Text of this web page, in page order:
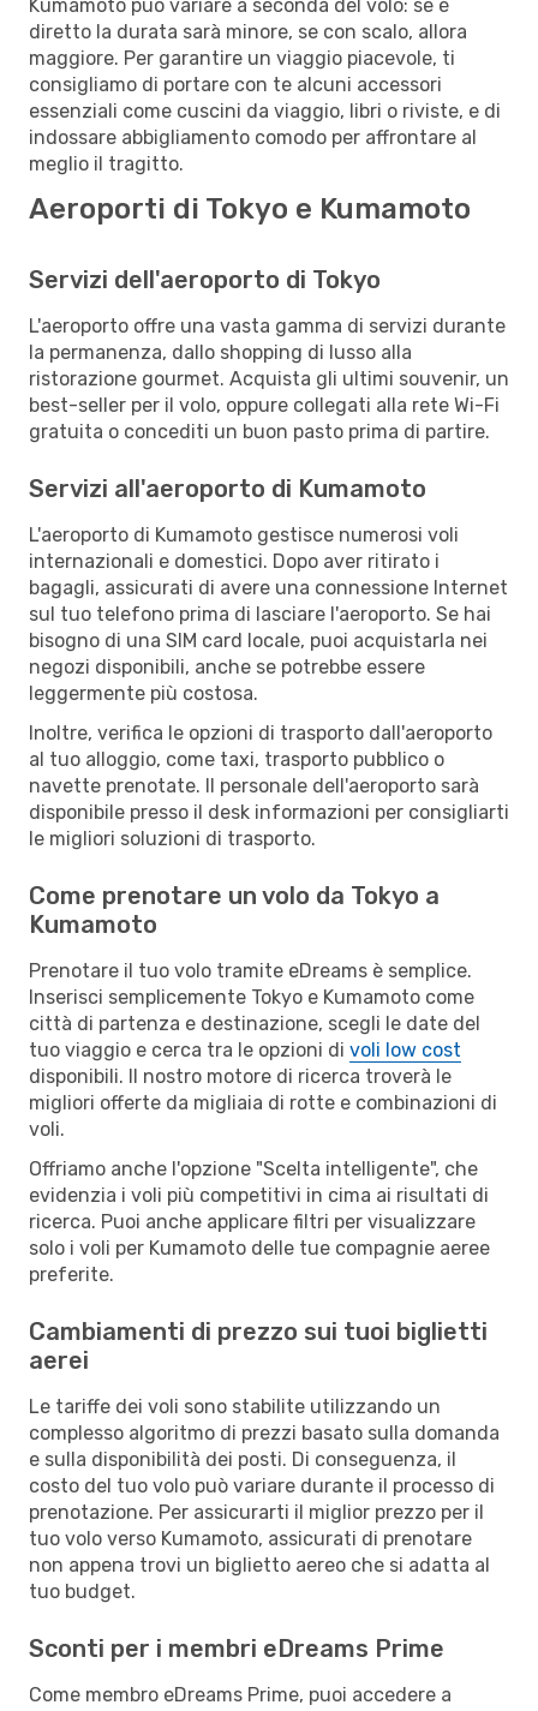
Kumamoto può variare a seconda del volo: se è
diretto la durata sarà minore, se con scalo, allora
maggiore. Per garantire un viaggio piacevole, ti
consigliamo di portare con te alcuni accessori
essenziali come cuscini da viaggio, libri o riviste, e di
indossare abbigliamento comodo per affrontare al
meglio il tragitto.
Aeroporti di Tokyo e Kumamoto
Servizi dell'aeroporto di Tokyo
L'aeroporto offre una vasta gamma di servizi durante
la permanenza, dallo shopping di lusso alla
ristorazione gourmet. Acquista gli ultimi souvenir, un
best-seller per il volo, oppure collegati alla rete Wi-Fi
gratuita o concediti un buon pasto prima di partire.
Servizi all'aeroporto di Kumamoto
L'aeroporto di Kumamoto gestisce numerosi voli
internazionali e domestici. Dopo aver ritirato i
bagagli, assicurati di avere una connessione Internet
sul tuo telefono prima di lasciare l'aeroporto. Se hai
bisogno di una SIM card locale, puoi acquistarla nei
negozi disponibili, anche se potrebbe essere
leggermente più costosa.
Inoltre, verifica le opzioni di trasporto dall'aeroporto
al tuo alloggio, come taxi, trasporto pubblico o
navette prenotate. Il personale dell'aeroporto sarà
disponibile presso il desk informazioni per consigliarti
le migliori soluzioni di trasporto.
Come prenotare un volo da Tokyo a
Kumamoto
Prenotare il tuo volo tramite eDreams è semplice.
Inserisci semplicemente Tokyo e Kumamoto come
città di partenza e destinazione, scegli le date del
tuo viaggio e cerca tra le opzioni di voli low cost
disponibili. Il nostro motore di ricerca troverà le
migliori offerte da migliaia di rotte e combinazioni di
voli.
Offriamo anche l'opzione "Scelta intelligente", che
evidenzia i voli più competitivi in cima ai risultati di
ricerca. Puoi anche applicare filtri per visualizzare
solo i voli per Kumamoto delle tue compagnie aeree
preferite.
Cambiamenti di prezzo sui tuoi biglietti
aerei
Le tariffe dei voli sono stabilite utilizzando un
complesso algoritmo di prezzi basato sulla domanda
e sulla disponibilità dei posti. Di conseguenza, il
costo del tuo volo può variare durante il processo di
prenotazione. Per assicurarti il miglior prezzo per il
tuo volo verso Kumamoto, assicurati di prenotare
non appena trovi un biglietto aereo che si adatta al
tuo budget.
Sconti per i membri eDreams Prime
Come membro eDreams Prime, puoi accedere a